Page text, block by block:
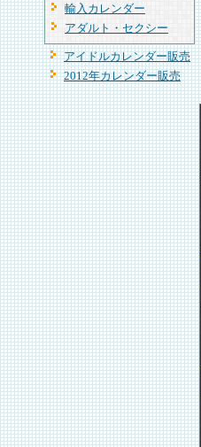
輸入カレンダー
アダルト・セクシー
アイドルカレンダー販売
2012年カレンダー販売